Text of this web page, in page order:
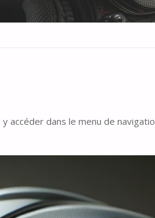
y accéder dans le menu de